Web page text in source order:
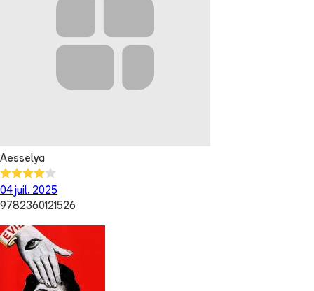
Aesselya
04 juil. 2025
9782360121526